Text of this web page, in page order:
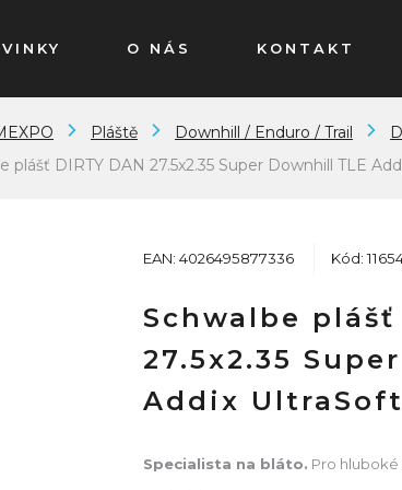
O NÁS KONTAKT
Pláště Downhill / Enduro / Trail
plášť DIRTY DAN 27.5x2.35 Super Downhill TLE
EAN: 4026495877336 Kód:
Schwalbe plášť
27.5x2.35
Addix
Specialista na bláto. Pro